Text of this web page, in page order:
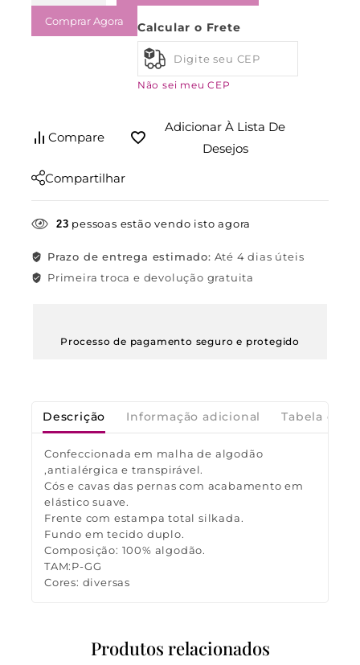
Comprar Agora Calcular o Frete
Não sei meu CEP
Compare
Adicionar À Lista De
Desejos
Compartilhar
23 pessoas estão vendo isto agora
Prazo de entrega estimado: Até 4 dias úteis
Primeira troca e devolução gratuita
Processo de pagamento seguro e protegido
Descrição Informação adicional Tabela de
Confeccionada em malha de algodão
,antialérgica e transpirável.
Cós e cavas das pernas com acabamento em
elástico suave.
Frente com estampa total silkada.
Fundo em tecido duplo.
Composição: 100% algodão.
TAM:P-GG
Cores: diversas
Produtos relacionados